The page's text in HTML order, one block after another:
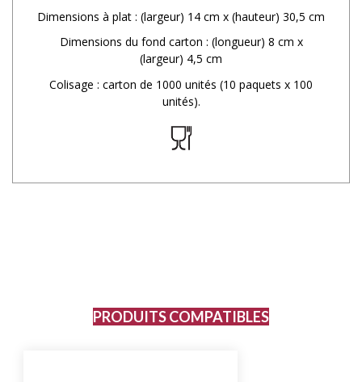
Dimensions à plat : (largeur) 14 cm x (hauteur) 30,5 cm
Dimensions du fond carton : (longueur) 8 cm x
(largeur) 4,5 cm
Colisage : carton de 1000 unités (10 paquets x 100
unités).
PRODUITS COMPATIBLES